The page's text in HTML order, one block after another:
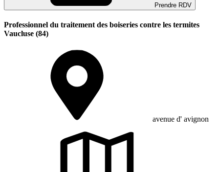
Prendre RDV
Professionnel du traitement des boiseries contre les termites
Vaucluse (84)
avenue d' avignon